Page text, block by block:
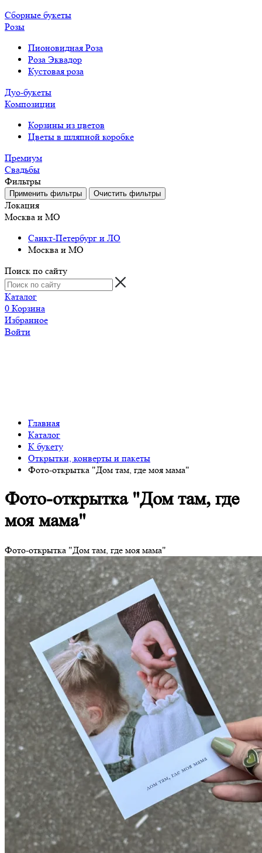
Сборные букеты
Розы
Пионовидная Роза
Роза Эквадор
Кустовая роза
Дуо-букеты
Композиции
Корзины из цветов
Цветы в шляпной коробке
Премиум
Свадьбы
Фильтры
Локация
Москва и МО
Санкт-Петербург и ЛО
Москва и МО
Поиск по сайту
Каталог
0 Корзина
Избранное
Войти
Главная
Каталог
К букету
Открытки, конверты и пакеты
Фото-открытка "Дом там, где моя мама"
Фото-открытка "Дом там, где
моя мама"
Фото-открытка "Дом там, где моя мама"